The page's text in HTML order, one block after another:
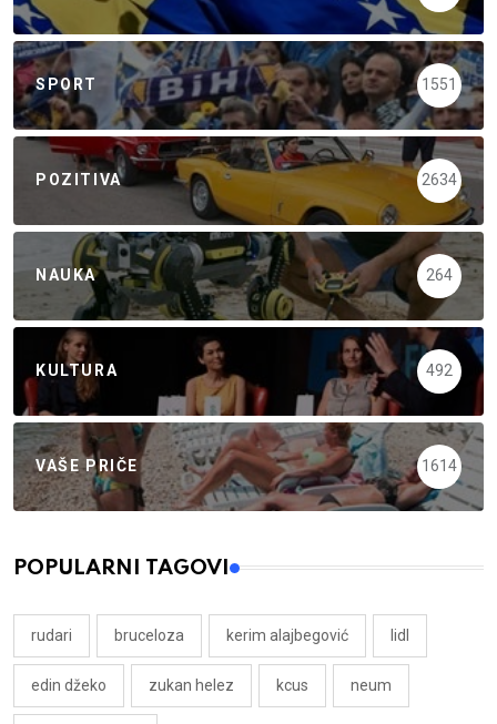
SPORT 1551
POZITIVA 2634
NAUKA 264
KULTURA 492
VAŠE PRIČE 1614
POPULARNI TAGOVI
rudari bruceloza kerim alajbegović lidl
edin džeko zukan helez kcus neum